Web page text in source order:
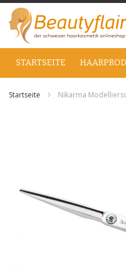
Zum
Inhalt
STARTSEITE
Startseite Nikarma